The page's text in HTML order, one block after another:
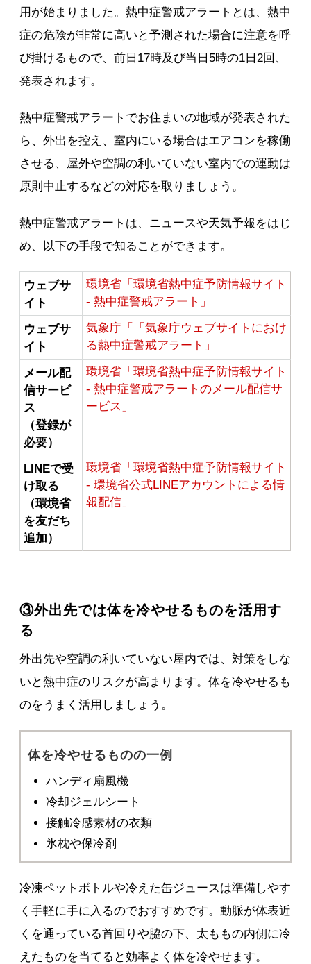
用が始まりました。熱中症警戒アラートとは、熱中
症の危険が非常に高いと予測された場合に注意を呼
び掛けるもので、前日17時及び当日5時の1日2回、
発表されます。
熱中症警戒アラートでお住まいの地域が発表された
ら、外出を控え、室内にいる場合はエアコンを稼働
させる、屋外や空調の利いていない室内での運動は
原則中止するなどの対応を取りましょう。
熱中症警戒アラートは、ニュースや天気予報をはじ
め、以下の手段で知ることができます。
ウェブサ
イト
環境省「環境省熱中症予防情報サイト
- 熱中症警戒アラート」
ウェブサ
イト
気象庁「「気象庁ウェブサイトにおけ
る熱中症警戒アラート」
メール配
信サービ
ス
（登録が
必要）
環境省「環境省熱中症予防情報サイト
- 熱中症警戒アラートのメール配信サ
ービス」
LINEで受
け取る
（環境省
を友だち
追加）
環境省「環境省熱中症予防情報サイト
- 環境省公式LINEアカウントによる情
報配信」
③外出先では体を冷やせるものを活用す
る
外出先や空調の利いていない屋内では、対策をしな
いと熱中症のリスクが高まります。体を冷やせるも
のをうまく活用しましょう。
体を冷やせるものの一例
ハンディ扇風機
冷却ジェルシート
接触冷感素材の衣類
氷枕や保冷剤
冷凍ペットボトルや冷えた缶ジュースは準備しやす
く手軽に手に入るのでおすすめです。動脈が体表近
くを通っている首回りや脇の下、太ももの内側に冷
えたものを当てると効率よく体を冷やせます。